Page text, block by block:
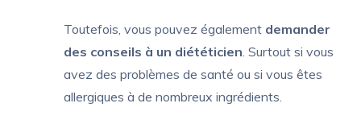
Toutefois, vous pouvez également demander
des conseils à un diététicien. Surtout si vous
avez des problèmes de santé ou si vous êtes
allergiques à de nombreux ingrédients.